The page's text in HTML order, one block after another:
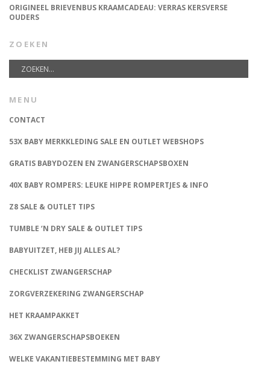
ORIGINEEL BRIEVENBUS KRAAMCADEAU: VERRAS KERSVERSE
OUDERS
ZOEKEN
MENU
CONTACT
53X BABY MERKKLEDING SALE EN OUTLET WEBSHOPS
GRATIS BABYDOZEN EN ZWANGERSCHAPSBOXEN
40X BABY ROMPERS: LEUKE HIPPE ROMPERTJES & INFO
Z8 SALE & OUTLET TIPS
TUMBLE ‘N DRY SALE & OUTLET TIPS
BABYUITZET, HEB JIJ ALLES AL?
CHECKLIST ZWANGERSCHAP
ZORGVERZEKERING ZWANGERSCHAP
HET KRAAMPAKKET
36X ZWANGERSCHAPSBOEKEN
WELKE VAKANTIEBESTEMMING MET BABY